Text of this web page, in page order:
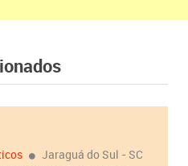
Jaraguá do Sul - SC